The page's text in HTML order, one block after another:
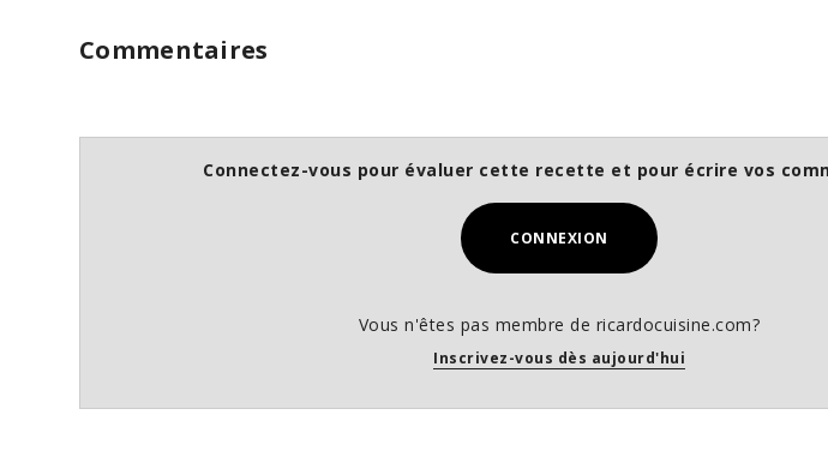
Commentaires
Connectez-vous pour évaluer cette recette et pour écrire vos
CONNEXION
Vous n'êtes pas membre de ricardocuisine.com?
Inscrivez-vous dès aujourd'hui